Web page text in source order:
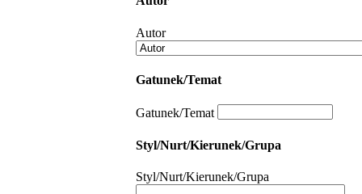
Autor
Gatunek/Temat
Gatunek/Temat
Styl/Nurt/Kierunek/Grupa
Styl/Nurt/Kierunek/Grupa